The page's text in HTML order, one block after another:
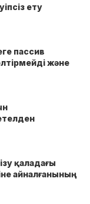
ету
пассив
және
қаладағы
айналғанының